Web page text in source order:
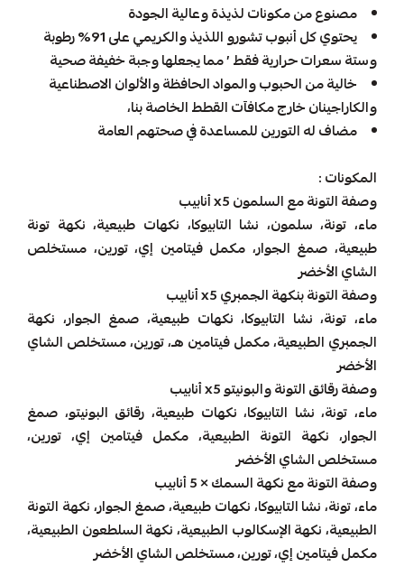
مصنوع من مكونات لذيذة وعالية الجودة
يحتوي كل أنبوب تشورو اللذيذ والكريمي على 91% رطوبة
وستة سعرات حرارية فقط ’ مما يجعلها وجبة خفيفة صحية
خالية من الحبوب والمواد الحافظة والألوان الاصطناعية
والكاراجينان خارج مكافآت القطط الخاصة بنا،
مضاف له التورين للمساعدة في صحتهم العامة
المكونات :
وصفة التونة مع السلمون x5 أنابيب
ماء، تونة، سلمون، نشا التابيوكا، نكهات طبيعية، نكهة تونة
طبيعية، صمغ الجوار، مكمل فيتامين إي، تورين، مستخلص
الشاي الأخضر
وصفة التونة بنكهة الجمبري x5 أنابيب
ماء، تونة، نشا التابيوكا، نكهات طبيعية، صمغ الجوار، نكهة
الجمبري الطبيعية، مكمل فيتامين هـ، تورين، مستخلص الشاي
الأخضر
وصفة رقائق التونة والبونيتو ​​x5 أنابيب
ماء، تونة، نشا التابيوكا، نكهات طبيعية، رقائق البونيتو، صمغ
الجوار، نكهة التونة الطبيعية، مكمل فيتامين إي، تورين،
مستخلص الشاي الأخضر
وصفة التونة مع نكهة السمك × 5 أنابيب
ماء، تونة، نشا التابيوكا، نكهات طبيعية، صمغ الجوار، نكهة التونة
الطبيعية، نكهة الإسكالوب الطبيعية، نكهة السلطعون الطبيعية،
مكمل فيتامين إي، تورين، مستخلص الشاي الأخضر